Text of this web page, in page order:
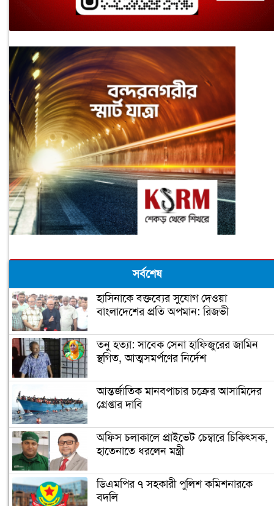
সর্বশেষ
হাসিনাকে বক্তব্যের সুযোগ দেওয়া
বাংলাদেশের প্রতি অপমান: রিজভী
তনু হত্যা: সাবেক সেনা হাফিজুরের জামিন
স্থগিত, আত্মসমর্পণের নির্দেশ
আন্তর্জাতিক মানবপাচার চক্রের আসামিদের
গ্রেপ্তার দাবি
অফিস চলাকালে প্রাইভেট চেম্বারে চিকিৎসক,
হাতেনাতে ধরলেন মন্ত্রী
ডিএমপির ৭ সহকারী পুলিশ কমিশনারকে
বদলি